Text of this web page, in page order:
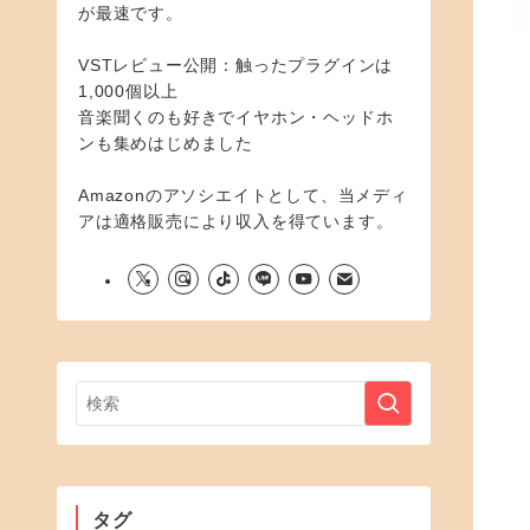
が最速です。
VSTレビュー公開：触ったプラグインは
1,000個以上
音楽聞くのも好きでイヤホン・ヘッドホ
ンも集めはじめました
Amazonのアソシエイトとして、当メディ
アは適格販売により収入を得ています。
タグ